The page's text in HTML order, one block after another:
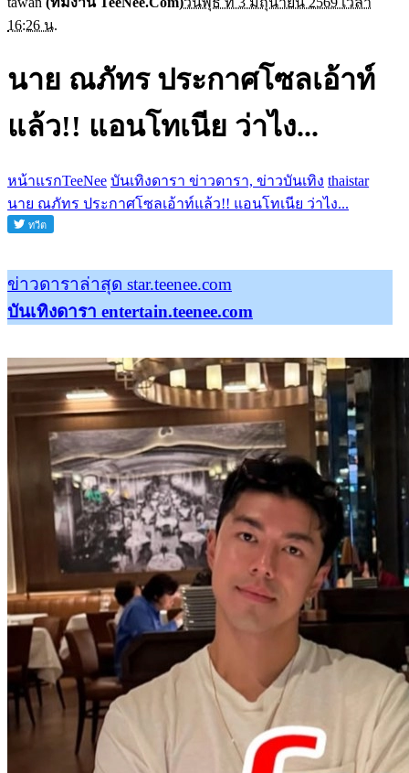
16:26 น.
นาย ณภัทร ประกาศโซลเอ้าท์
แล้ว!! แอนโทเนีย ว่าไง...
หน้าแรกTeeNee บันเทิงดารา ข่าวดารา, ข่าวบันเทิง thaistar
นาย ณภัทร ประกาศโซลเอ้าท์แล้ว!! แอนโทเนีย ว่าไง...
ข่าวดาราล่าสุด star.teenee.com
บันเทิงดารา entertain.teenee.com